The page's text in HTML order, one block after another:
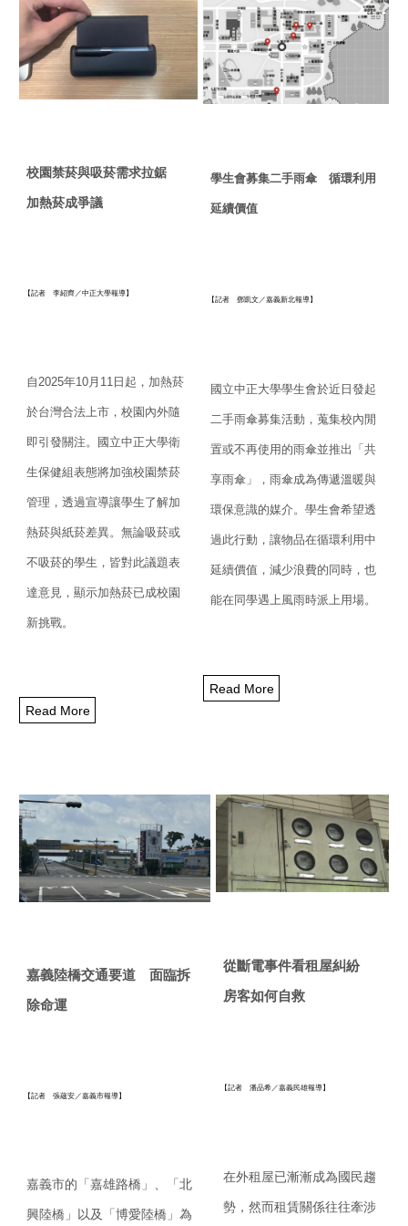
校園禁菸與吸菸需求拉鋸
加熱菸成爭議
【記者 李紹齊／中正大學報導】
自 2025年10 月 11 日起，加熱菸
於台灣合法上市， 校園內外隨
即引發關注。 國立中正大學衛
生保健組表態將加強校園禁菸
管理， 透過宣導讓學生了解加
熱菸與紙菸差異。無論吸菸或
不吸菸的學生， 皆對此議題表
達意見，顯示加熱菸已成校園
新挑戰。
Read More
學生會募集二手雨傘 循環利用
延續價值
【記者 鄧凱文／嘉義新北報導】
國立中正大學學生會於近日發起
二手雨傘募集活動， 蒐集校內閒
置或不再使用的雨傘並推出「共
享雨傘」， 雨傘成為傳遞溫暖與
環保意識的媒介。學生會希望透
過此行動， 讓物品在循環利用中
延續價值，減少浪費的同時， 也
能在同學遇上風雨時派上用場。
Read More
嘉義陸橋交通要道 面臨拆
除命運
【記者 張蘊安／嘉義市報導】
嘉義市的「嘉雄路橋」、「北
興陸橋」以及「博愛陸橋」 為
從斷電事件看租屋糾紛
房客如何自救
【記者 潘品希／嘉義民雄報導】
在外租屋已漸漸成為國民趨
勢， 然而租賃關係往往牽涉